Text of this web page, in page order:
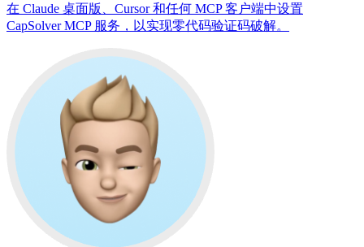
在 Claude 桌面版、Cursor 和任何 MCP 客户端中设置
CapSolver MCP 服务，以实现零代码验证码破解。